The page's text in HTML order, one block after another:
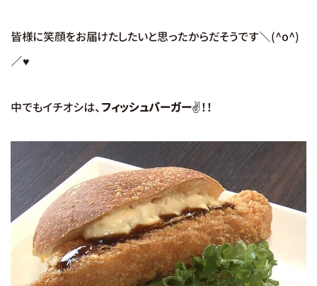
皆様に笑顔をお届けたしたいと思ったからだそうです＼(^o^)
／♥
中でもイチオシは、フィッシュバーガー✌！！